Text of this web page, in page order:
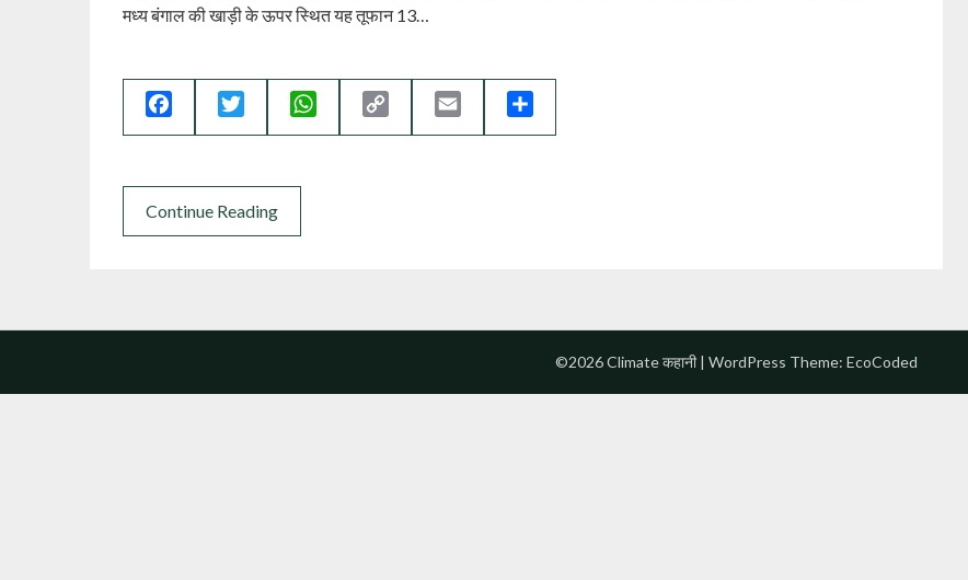
मध्य बंगाल की खाड़ी के ऊपर स्थित यह तूफान 13…
Facebook Twitter WhatsApp
Link
Continue Reading
©2026 Climate कहानी| WordPress Theme: EcoCoded